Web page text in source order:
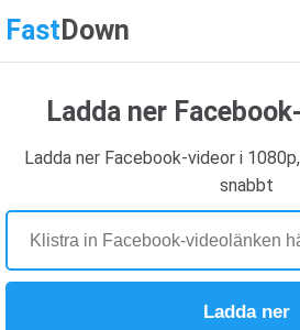
Fast Down
Ladda ner
Ladda ner Facebook-videor i
snabbt
Ladda ner